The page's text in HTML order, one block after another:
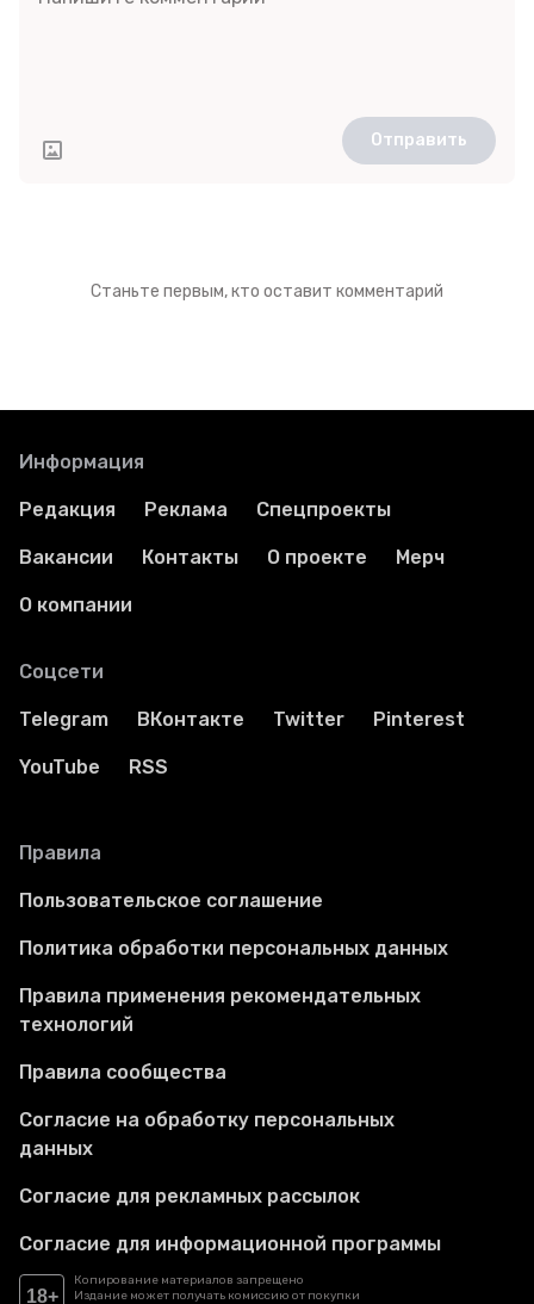
Отправить
Станьте первым, кто оставит комментарий
Информация
Редакция Реклама Спецпроекты
Вакансии Контакты О проекте Мерч
О компании
Соцсети
Telegram ВКонтакте Twitter Pinterest
YouTube RSS
Правила
Пользовательское соглашение
Политика обработки персональных данных
Правила применения рекомендательных
технологий
Правила сообщества
Согласие на обработку персональных
данных
Согласие для рекламных рассылок
Согласие для информационной программы
18+
Копирование материалов запрещено
Издание может получать комиссию от покупки